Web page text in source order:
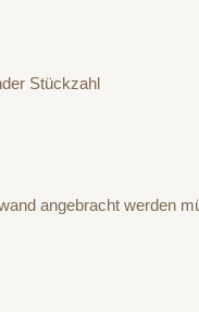
Stückzahl
angebracht werden